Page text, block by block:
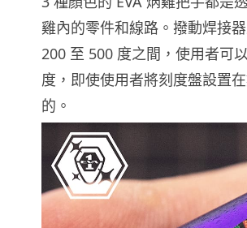
雞內的零件和線路。撥動焊接
200 至 500 度之間，使用者可
度，即使使用者將刻度盤設置
的。